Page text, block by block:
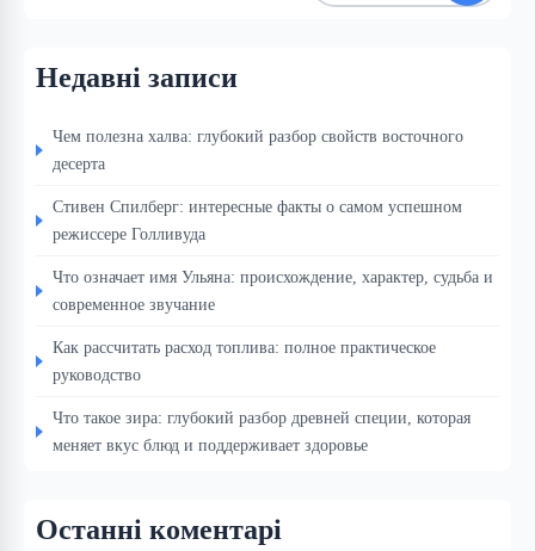
Недавні записи
Чем полезна халва: глубокий разбор свойств восточного
десерта
Стивен Спилберг: интересные факты о самом успешном
режиссере Голливуда
Что означает имя Ульяна: происхождение, характер, судьба и
современное звучание
Как рассчитать расход топлива: полное практическое
руководство
Что такое зира: глубокий разбор древней специи, которая
меняет вкус блюд и поддерживает здоровье
Останні коментарі